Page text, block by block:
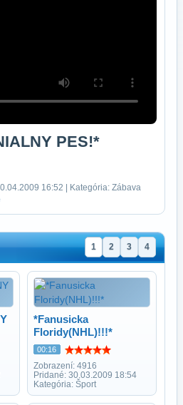
PES!*
16:52 | Kategória: Zábava
1 2 3 4
*Fanusicka
Floridy(NHL)!!!*
00:16
Zobrazení: 4916
Pridané: 30.03.2009 18:54
Kategória: Šport